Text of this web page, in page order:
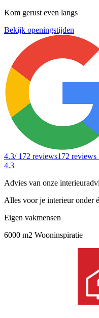
Kom gerust even langs
Bekijk openingstijden
4.3/ 172 reviews172 reviews
4.3
Advies van onze
Alles voor je interieur onder
Eigen vakmensen
6000 m2 Wooninspiratie